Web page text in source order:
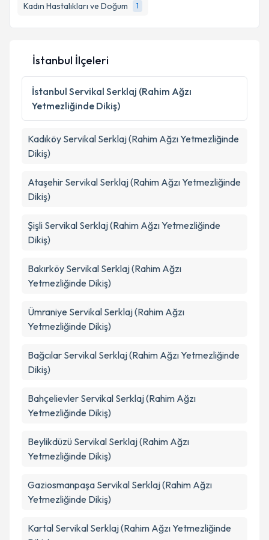
Kadın Hastalıkları ve Doğum
1
Kişisel verilerimin işlenmesine ilişkinAydınlatma
Metni
'ni okudum ve kişisel verilerimin belirtilen
kapsamda işlenmesini kabul ediyorum.
Takvim Talebini Gönder
İstanbul İlçeleri
İstanbul Servikal Serklaj (Rahim Ağzı
Yetmezliğinde Dikiş)
Kadıköy Servikal Serklaj (Rahim Ağzı Yetmezliğinde
Dikiş)
Ataşehir Servikal Serklaj (Rahim Ağzı Yetmezliğinde
Dikiş)
Şişli Servikal Serklaj (Rahim Ağzı Yetmezliğinde
Dikiş)
Bakırköy Servikal Serklaj (Rahim Ağzı
Yetmezliğinde Dikiş)
Ümraniye Servikal Serklaj (Rahim Ağzı
Yetmezliğinde Dikiş)
Bağcılar Servikal Serklaj (Rahim Ağzı Yetmezliğinde
Dikiş)
Bahçelievler Servikal Serklaj (Rahim Ağzı
Yetmezliğinde Dikiş)
Beylikdüzü Servikal Serklaj (Rahim Ağzı
Yetmezliğinde Dikiş)
Gaziosmanpaşa Servikal Serklaj (Rahim Ağzı
Yetmezliğinde Dikiş)
Kartal Servikal Serklaj (Rahim Ağzı Yetmezliğinde